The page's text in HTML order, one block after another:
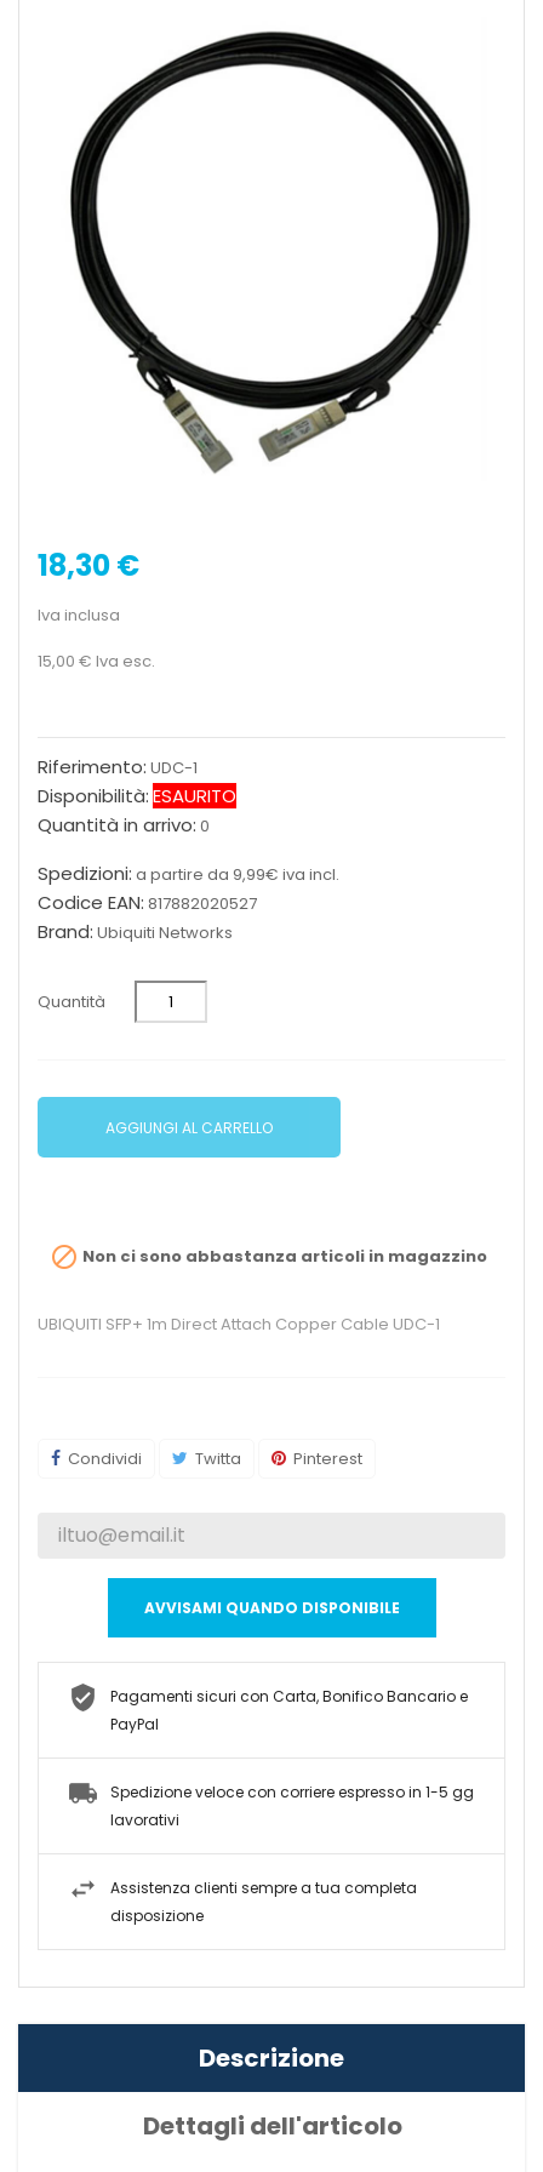
18,30 €
Iva inclusa
15,00 € Iva esc.
Riferimento: UDC-1
Disponibilità:ESAURITO
Quantità in arrivo: 0
Spedizioni: a partire da 9,99€ iva incl.
Codice EAN: 817882020527
Brand: Ubiquiti Networks
Quantità
AGGIUNGI AL CARRELLO
 Non ci sono abbastanza articoli in magazzino
UBIQUITI SFP+ 1m Direct Attach Copper Cable UDC-1
Condividi Twitta Pinterest
AVVISAMI QUANDO DISPONIBILE
Pagamenti sicuri con Carta, Bonifico Bancario e
PayPal
Spedizione veloce con corriere espresso in 1-5 gg
lavorativi
Assistenza clienti sempre a tua completa
disposizione
Descrizione
Dettagli dell'articolo